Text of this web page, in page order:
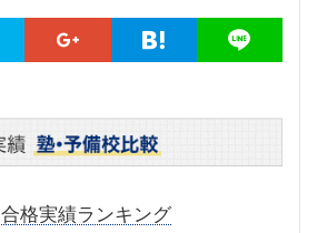
合格実績ランキング